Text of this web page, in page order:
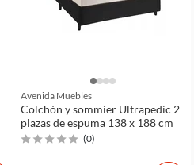
Avenida Muebles
Colchón y sommier Ultrapedic 2
plazas de espuma 138 x 188 cm
(0)